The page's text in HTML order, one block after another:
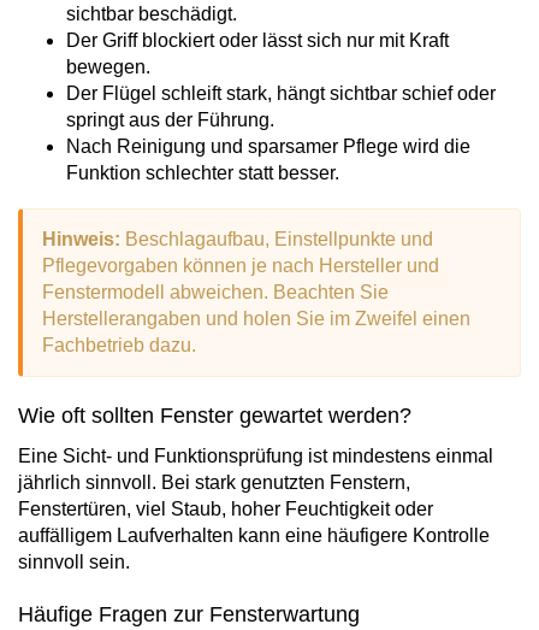
sichtbar beschädigt.
Der Griff blockiert oder lässt sich nur mit Kraft
bewegen.
Der Flügel schleift stark, hängt sichtbar schief oder
springt aus der Führung.
Nach Reinigung und sparsamer Pflege wird die
Funktion schlechter statt besser.
Hinweis: Beschlagaufbau, Einstellpunkte und
Pflegevorgaben können je nach Hersteller und
Fenstermodell abweichen. Beachten Sie
Herstellerangaben und holen Sie im Zweifel einen
Fachbetrieb dazu.
Wie oft sollten Fenster gewartet werden?
Eine Sicht- und Funktionsprüfung ist mindestens einmal
jährlich sinnvoll. Bei stark genutzten Fenstern,
Fenstertüren, viel Staub, hoher Feuchtigkeit oder
auffälligem Laufverhalten kann eine häufigere Kontrolle
sinnvoll sein.
Häufige Fragen zur Fensterwartung